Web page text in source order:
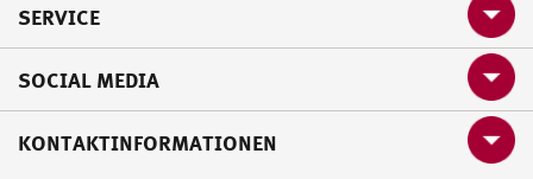
SERVICE
SOCIAL MEDIA
KONTAKTINFORMATIONEN